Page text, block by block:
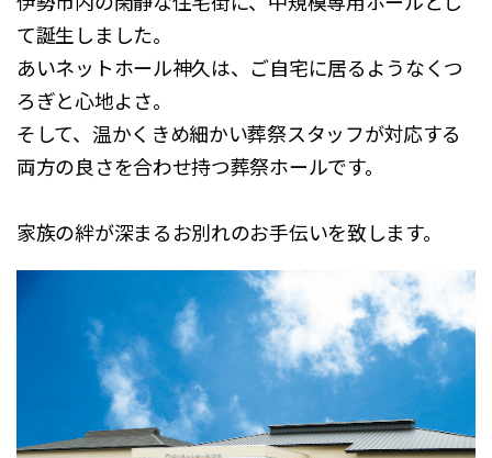
て誕生しました。
あいネットホール神久は、ご自宅に居るようなくつ
ろぎと心地よさ。
そして、温かくきめ細かい葬祭スタッフが対応する
両方の良さを合わせ持つ葬祭ホールです。
家族の絆が深まるお別れのお手伝いを致します。